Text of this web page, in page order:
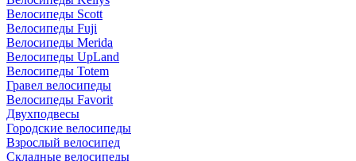
Велосипеды Scott
Велосипеды Fuji
Велосипеды Merida
Велосипеды UpLand
Велосипеды Totem
Гравел велосипеды
Велосипеды Favorit
Двухподвесы
Городские велосипеды
Взрослый велосипед
Складные велосипеды